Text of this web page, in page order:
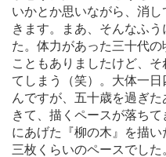
いかとか思いながら、消
きます。まあ、そんなふ
た。体力があった三十代
こともありましたけど、
てしまう（笑）。大体一
んですが、五十歳を過ぎ
きて、描くペースが落ち
にあげた『柳の木』を描
三枚くらいのペースでした